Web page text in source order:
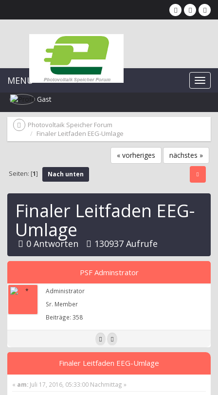
MENU
Gast
Photovoltaik Speicher Forum
Finaler Leitfaden EEG-Umlage
« vorheriges nächstes »
Seiten: [1] Nach unten
Finaler Leitfaden EEG-
Umlage
0 Antworten 130937 Aufrufe
PSF Adminstrator
Administrator
Sr. Member
Beiträge: 358
Finaler Leitfaden EEG-Umlage
« am: Juli 17, 2016, 05:33:00 Nachmittag »